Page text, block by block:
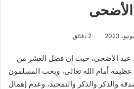
الأضحى
2 دقائق
عيد الأضحى، حيث إن فضل العشر من
أمام الله تعالى، ويحب المسلمون
والذكر والذكر والتمجيد، وعدم إهمال